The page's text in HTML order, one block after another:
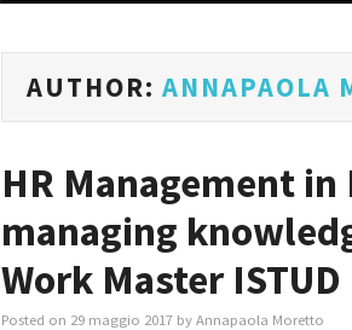
AUTHOR: ANNAPAOLA
HR Management
managing
Work Master ISTUD
Posted on 29 maggio 2017 by Annapaola Moretto